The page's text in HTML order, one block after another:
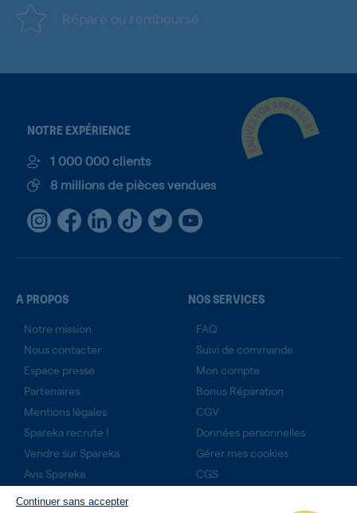
Continuer sans accepter
Réparé ou remboursé
NOTRE EXPÉRIENCE
1 000 000 clients
8 millions de pièces vendues
A PROPOS
Notre mission
Nous contacter
Espace presse
Partenaires
Mentions légales
Spareka recrute !
Vendre sur Spareka
Avis Spareka
Technicien expert ?
Rejoignez-nous
NOS SERVICES
FAQ
Suivi de commande
Mon compte
Bonus Réparation
CGV
Données personnelles
Gérer mes cookies
CGS